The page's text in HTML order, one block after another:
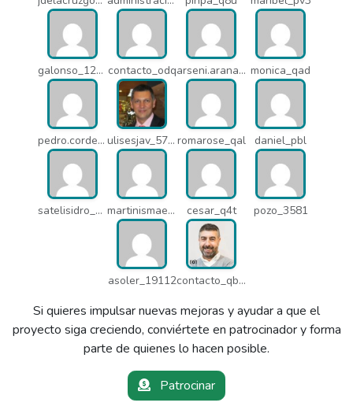
galonso_12031 contacto_odq arseni.arana_16484 monica_qad
pedro.corderonunez_qab ulisesjav_5758 romarose_qal daniel_pbl
satelisidro_pt5 martinismaelima_qbd cesar_q4t pozo_3581
asoler_19112 contacto_qbw
Si quieres impulsar nuevas mejoras y ayudar a que el
proyecto siga creciendo, conviértete en patrocinador y forma
parte de quienes lo hacen posible.
Patrocinar